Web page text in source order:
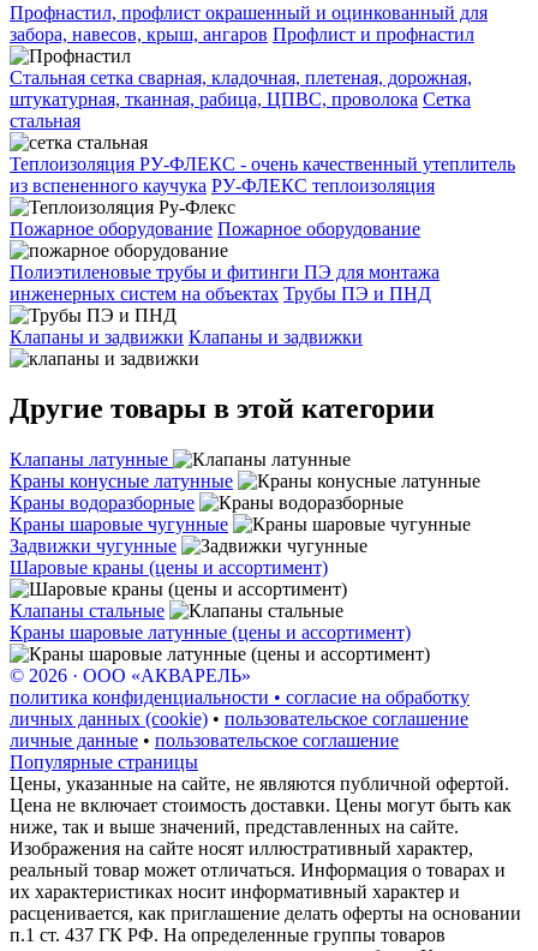
Профнастил, профлист окрашенный и оцинкованный для
забора, навесов, крыш, ангаров Профлист и профнастил
Стальная сетка сварная, кладочная, плетеная, дорожная,
штукатурная, тканная, рабица, ЦПВС, проволока Сетка
стальная
Теплоизоляция РУ-ФЛЕКС - очень качественный утеплитель
из вспененного каучука РУ-ФЛЕКС теплоизоляция
Пожарное оборудование Пожарное оборудование
Полиэтиленовые трубы и фитинги ПЭ для монтажа
инженерных систем на объектах Трубы ПЭ и ПНД
Клапаны и задвижки Клапаны и задвижки
Другие товары в этой категории
Клапаны латунные
Краны конусные латунные
Краны водоразборные
Краны шаровые чугунные
Задвижки чугунные
Шаровые краны (цены и ассортимент)
Клапаны стальные
Краны шаровые латунные (цены и ассортимент)
© 2026 · ООО «АКВАРЕЛЬ»
политика конфиденциальности • согласие на обработку
личных данных (cookie) • пользовательское соглашение
личные данные • пользовательское соглашение
Популярные страницы
Цены, указанные на сайте, не являются публичной офертой.
Цена не включает стоимость доставки. Цены могут быть как
ниже, так и выше значений, представленных на сайте.
Изображения на сайте носят иллюстративный характер,
реальный товар может отличаться. Информация о товарах и
их характеристиках носит информативный характер и
расценивается, как приглашение делать оферты на основании
п.1 ст. 437 ГК РФ. На определенные группы товаров